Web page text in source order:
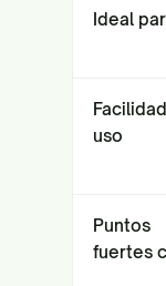
Ideal
uso
Puntos
fuertes